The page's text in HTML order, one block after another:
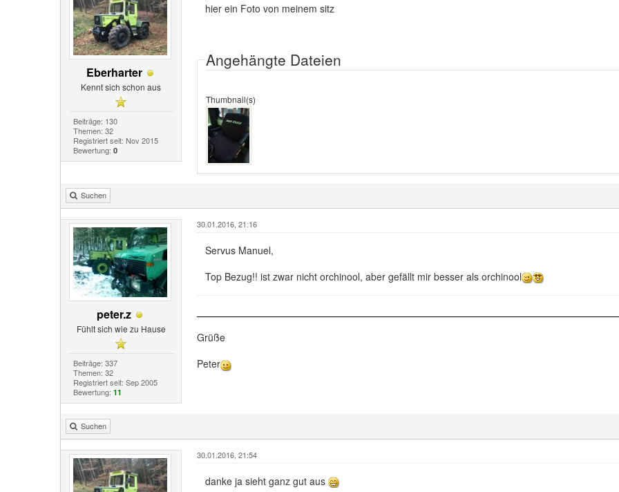
Eberharter
Kennt sich schon aus
Beiträge: 130
Themen: 32
Registriert seit: Nov 2015
Bewertung: 0
hier ein Foto von meinem sitz
Angehängte Dateien
Thumbnail(s)
Suchen
peter.z
Fühlt sich wie zu Hause
Beiträge: 337
Themen: 32
Registriert seit: Sep 2005
Bewertung: 11
30.01.2016, 21:16
Servus Manuel,
Top Bezug!! ist zwar nicht orchinool, aber gefällt mir besser als orchinool
Grüße
Peter
Suchen
30.01.2016, 21:54
danke ja sieht ganz gut aus